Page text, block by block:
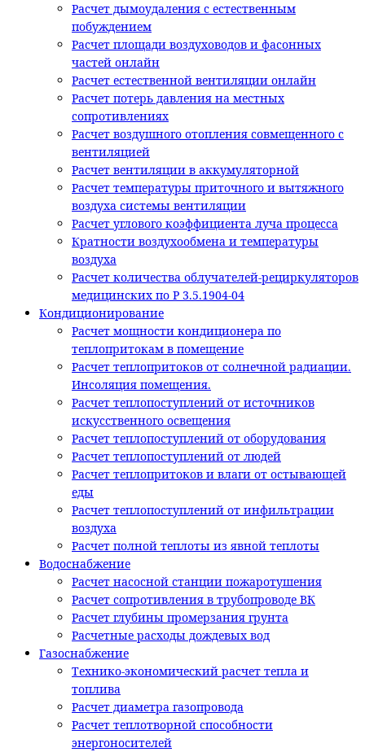
Расчет дымоудаления с естественным
побуждением
Расчет площади воздуховодов и фасонных
частей онлайн
Расчет естественной вентиляции онлайн
Расчет потерь давления на местных
сопротивлениях
Расчет воздушного отопления совмещенного с
вентиляцией
Расчет вентиляции в аккумуляторной
Расчет температуры приточного и вытяжного
воздуха системы вентиляции
Расчет углового коэффициента луча процесса
Кратности воздухообмена и температуры
воздуха
Расчет количества облучателей-рециркуляторов
медицинских по Р 3.5.1904-04
Кондиционирование
Расчет мощности кондиционера по
теплопритокам в помещение
Расчет теплопритоков от солнечной радиации.
Инсоляция помещения.
Расчет теплопоступлений от источников
искусственного освещения
Расчет теплопоступлений от оборудования
Расчет теплопоступлений от людей
Расчет теплопритоков и влаги от остывающей
еды
Расчет теплопоступлений от инфильтрации
воздуха
Расчет полной теплоты из явной теплоты
Водоснабжение
Расчет насосной станции пожаротушения
Расчет сопротивления в трубопроводе ВК
Расчет глубины промерзания грунта
Расчетные расходы дождевых вод
Газоснабжение
Технико-экономический расчет тепла и
топлива
Расчет диаметра газопровода
Расчет теплотворной способности
энергоносителей